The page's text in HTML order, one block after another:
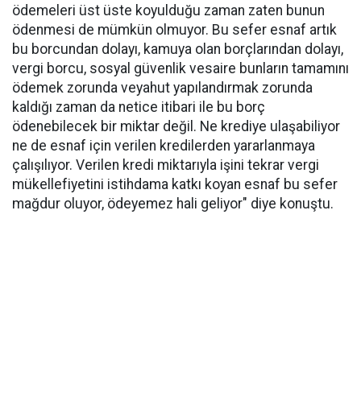
ödemeleri üst üste koyulduğu zaman zaten bunun
ödenmesi de mümkün olmuyor. Bu sefer esnaf artık
bu borcundan dolayı, kamuya olan borçlarından dolayı,
vergi borcu, sosyal güvenlik vesaire bunların tamamını
ödemek zorunda veyahut yapılandırmak zorunda
kaldığı zaman da netice itibari ile bu borç
ödenebilecek bir miktar değil. Ne krediye ulaşabiliyor
ne de esnaf için verilen kredilerden yararlanmaya
çalışılıyor. Verilen kredi miktarıyla işini tekrar vergi
mükellefiyetini istihdama katkı koyan esnaf bu sefer
mağdur oluyor, ödeyemez hali geliyor" diye konuştu.